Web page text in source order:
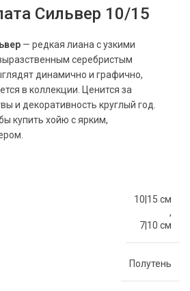
Сильвер 10/15
— редкая лиана с узкими
серебристым
динамично и графично,
в коллекции. Ценится за
и декоративность круглый год.
купить хойю с ярким,
10|15 см
,
7|10 см
Полутень